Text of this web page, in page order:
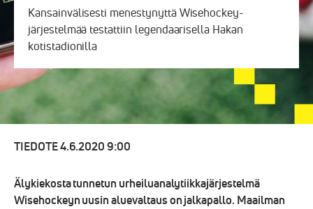
Kansainvälisesti menestynyttä Wisehockey-
järjestelmää testattiin legendaarisella Hakan
kotistadionilla
TIEDOTE 4.6.2020 9:00
Älykiekosta tunnetun urheiluanalytiikkajärjestelmä
Wisehockeyn uusin aluevaltaus on jalkapallo. Maailman